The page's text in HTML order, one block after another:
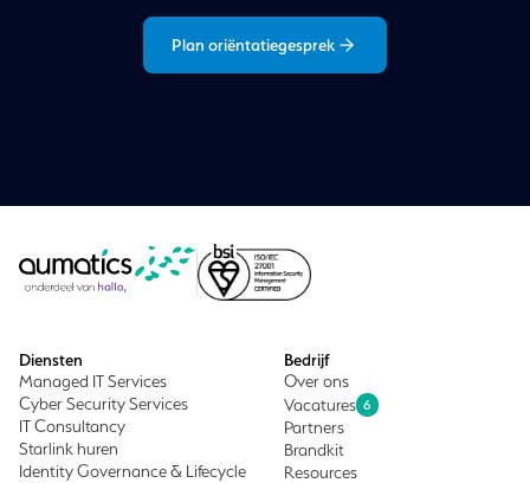
Plan oriëntatiegesprek
Bedrijf
Over ons
Vacatures 6
Partners
Brandkit
Resources
Diensten
Managed IT Services
Cyber Security Services
IT Consultancy
Starlink huren
Identity Governance & Lifecycle